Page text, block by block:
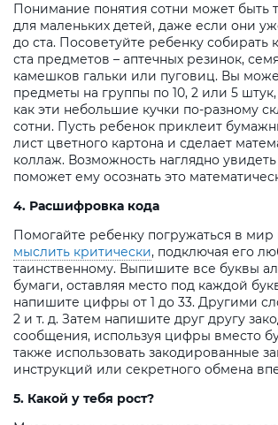
Понимание понятия сотни может быть
для маленьких детей, даже если они
до ста. Посоветуйте ребенку собирать
ста предметов – аптечных резинок,
камешков гальки или пуговиц. Вы
предметы на группы по 10, 2 или 5
как эти небольшие кучки по-разному
сотни. Пусть ребенок приклеит
лист цветного картона и сделает
коллаж. Возможность наглядно
поможет ему осознать это
4. Расшифровка кода
Помогайте ребенку погружаться в
мыслить критически, подключая его
таинственному. Выпишите все буквы
бумаги, оставляя место под каждой
напишите цифры от 1 до 33. Другими
2 и т. д. Затем напишите друг другу
сообщения, используя цифры вместо
также использовать закодированные
инструкций или секретного обмена
5. Какой у тебя рост?